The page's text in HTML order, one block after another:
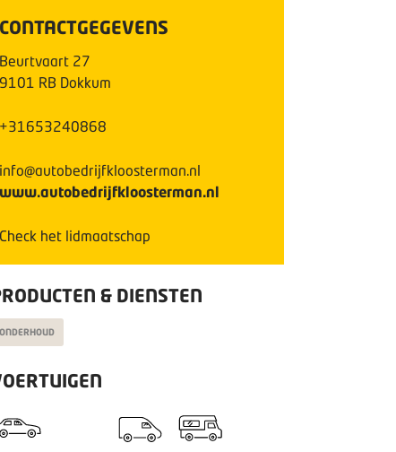
CONTACTGEGEVENS
Beurtvaart 27
9101 RB Dokkum
+31653240868
info@autobedrijfkloosterman.nl
www.autobedrijfkloosterman.nl
Check het lidmaatschap
& DIENSTEN
ONDERHOUD